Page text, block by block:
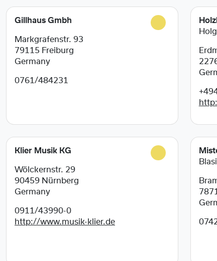
Gillhaus Gmbh
Markgrafenstr. 93
79115 Freiburg
Germany
0761/484231
Klier Musik KG
Wölckernstr. 29
90459 Nürnberg
Germany
0911/43990-0
http://www.musik-klier.de